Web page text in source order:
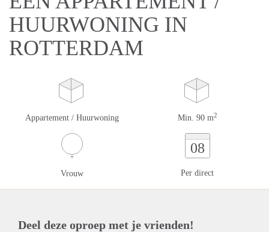
HUURWONING IN
ROTTERDAM
Appartement / Huurwoning Min. 90 m2
Vrouw
08
Per direct
Deel deze oproep met je vrienden!